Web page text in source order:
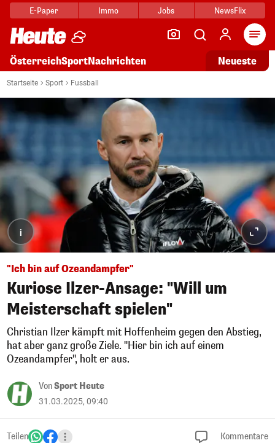
E-Paper Immo Jobs NewsFlix
ÖsterreichSportNachrichten Neueste
Startseite Sport Fussball
i
"Ich bin auf Ozeandampfer"
Kuriose Ilzer-Ansage: "Will um
Meisterschaft spielen"
Christian Ilzer kämpft mit Hoffenheim gegen den Abstieg,
hat aber ganz große Ziele. "Hier bin ich auf einem
Ozeandampfer", holt er aus.
VonSport Heute
31.03.2025, 09:40
Teilen Kommentare